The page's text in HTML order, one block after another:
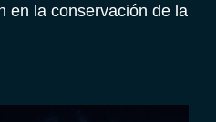
en la conservación de la